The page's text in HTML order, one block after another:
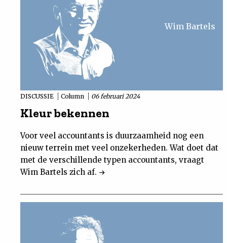
Wim Bartels
DISCUSSIE Column 06 februari 2024
Kleur bekennen
Voor veel accountants is duurzaamheid nog een
nieuw terrein met veel onzekerheden. Wat doet dat
met de verschillende typen accountants, vraagt
Wim Bartels zich af.